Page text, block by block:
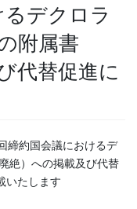
デクロラ
附属書
代替促進に
締約国会議におけるデ
絶）への掲載及び代替
いたします